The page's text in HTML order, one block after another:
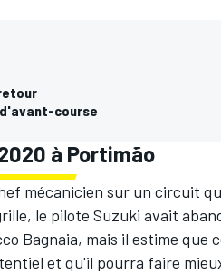
d'avant-course
à Portimão
mécanicien sur un circuit
le pilote Suzuki avait
Bagnaia, mais il estime que
et qu'il pourra faire